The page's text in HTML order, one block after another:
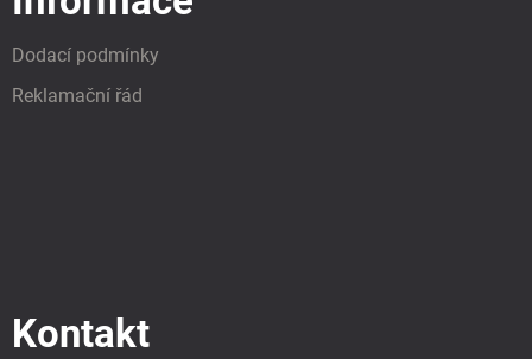
Dodací podmínky
Reklamační řád
Kontakt